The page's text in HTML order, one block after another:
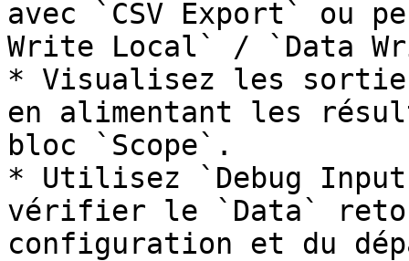
avec `CSV Export` ou
Write Local` / `Data
* Visualisez les
en alimentant les
bloc `Scope`.
* Utilisez `Debug
vérifier le `Data`
configuration et du